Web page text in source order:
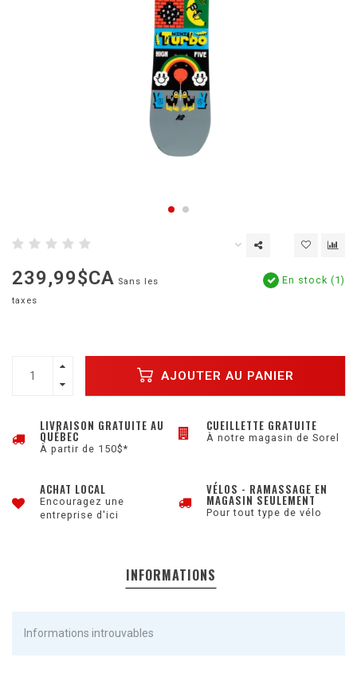
239,99$CA Sans les
taxes
En stock (1)
AJOUTER AU PANIER
LIVRAISON GRATUITE AU
QUÉBEC
À partir de 150$*
CUEILLETTE GRATUITE
À notre magasin de Sorel
ACHAT LOCAL
Encouragez une
entreprise d'ici
VÉLOS - RAMASSAGE EN
MAGASIN SEULEMENT
Pour tout type de vélo
INFORMATIONS
Informations introuvables